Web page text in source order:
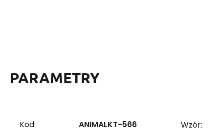
PARAMETRY
Kod: ANIMALKT-566 Wzór: